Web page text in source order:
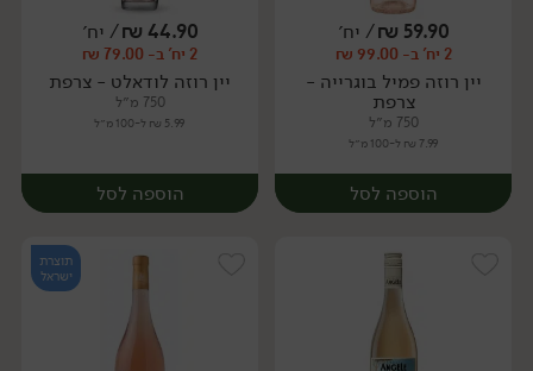
יח׳ יח׳
59.90
₪/ יח׳
2 יח' ב- 99.00 ₪
יין רוזה פמיל בוגרייה -
צרפת
750 מ״ל
7.99 ₪ ל-100 מ״ל
הוספה לסל
44.90
₪/ יח׳
2 יח' ב- 79.00 ₪
יין רוזה לודאלט - צרפת
750 מ״ל
5.99 ₪ ל-100 מ״ל
הוספה לסל
תוצרת
ישראל